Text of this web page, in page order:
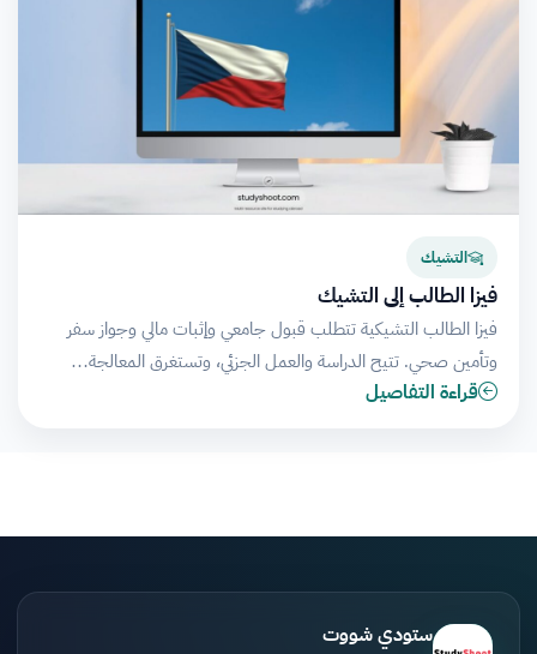
التشيك
فيزا الطالب إلى التشيك
فيزا الطالب التشيكية تتطلب قبول جامعي وإثبات مالي وجواز سفر
وتأمين صحي. تتيح الدراسة والعمل الجزئي، وتستغرق المعالجة…
قراءة التفاصيل
ستودي شووت